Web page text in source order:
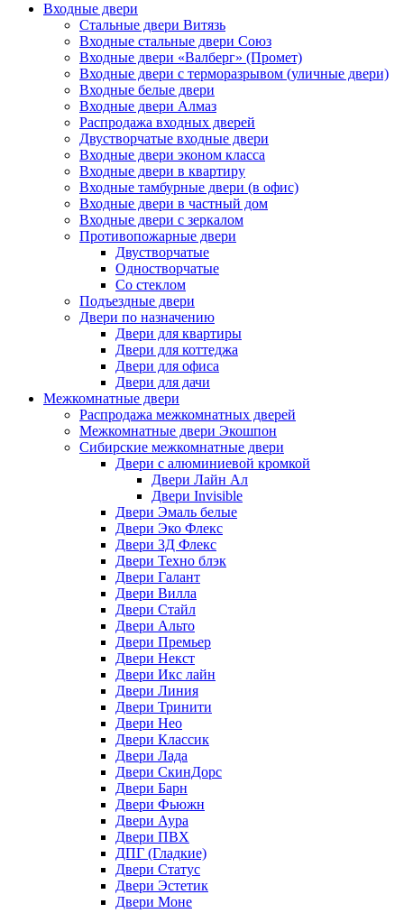
Входные двери
Стальные двери Витязь
Входные стальные двери Союз
Входные двери «Валберг» (Промет)
Входные двери с терморазрывом (уличные двери)
Входные белые двери
Входные двери Алмаз
Распродажа входных дверей
Двустворчатые входные двери
Входные двери эконом класса
Входные двери в квартиру
Входные тамбурные двери (в офис)
Входные двери в частный дом
Входные двери с зеркалом
Противопожарные двери
Двустворчатые
Одностворчатые
Со стеклом
Подъездные двери
Двери по назначению
Двери для квартиры
Двери для коттеджа
Двери для офиса
Двери для дачи
Межкомнатные двери
Распродажа межкомнатных дверей
Межкомнатные двери Экошпон
Сибирские межкомнатные двери
Двери с алюминиевой кромкой
Двери Лайн Ал
Двери Invisible
Двери Эмаль белые
Двери Эко Флекс
Двери 3Д Флекс
Двери Техно блэк
Двери Галант
Двери Вилла
Двери Стайл
Двери Альто
Двери Премьер
Двери Некст
Двери Икс лайн
Двери Линия
Двери Тринити
Двери Нео
Двери Классик
Двери Лада
Двери СкинДорс
Двери Барн
Двери Фьюжн
Двери Аура
Двери ПВХ
ДПГ (Гладкие)
Двери Статус
Двери Эстетик
Двери Моне